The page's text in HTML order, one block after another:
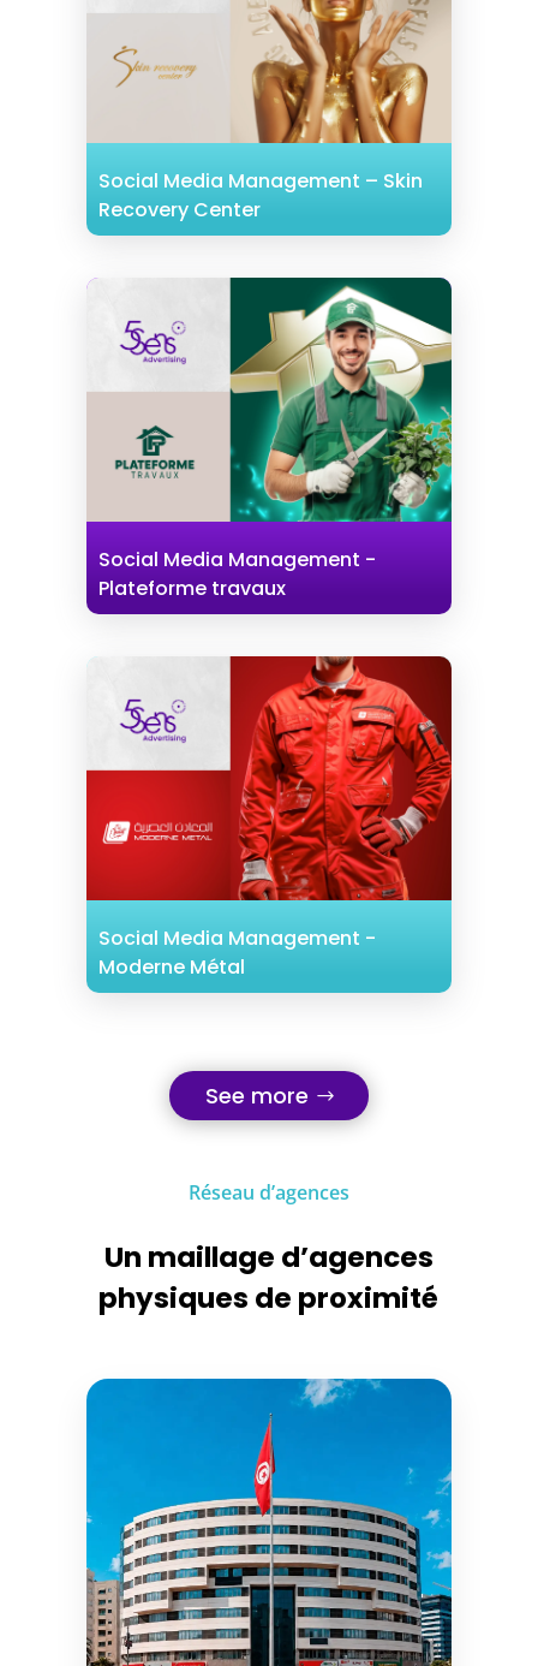
Social Media Management – Skin
Recovery Center
Social Media Management -
Plateforme travaux
Social Media Management -
Moderne Métal
See more
Réseau d’agences
Un maillage d’agences
physiques de proximité